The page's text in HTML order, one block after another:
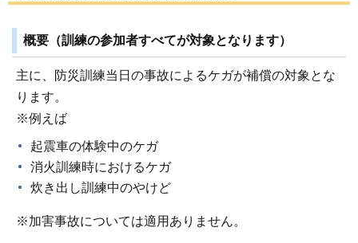
概要（訓練の参加者すべてが対象となります）
主に、防災訓練当日の事故によるケガが補償の対象とな
ります。
※例えば
起震車の体験中のケガ
消火訓練時におけるケガ
炊き出し訓練中のやけど
※加害事故については適用ありません。